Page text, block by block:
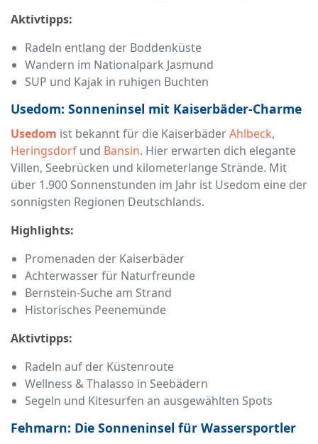
Aktivtipps:
Radeln entlang der Boddenküste
Wandern im Nationalpark Jasmund
SUP und Kajak in ruhigen Buchten
Usedom: Sonneninsel mit Kaiserbäder-Charme
Usedom ist bekannt für die KaiserbäderAhlbeck,
Heringsdorf und Bansin. Hier erwarten dich elegante
Villen, Seebrücken und kilometerlange Strände. Mit
über 1.900 Sonnenstunden im Jahr ist Usedom eine der
sonnigsten Regionen Deutschlands.
Highlights:
Promenaden der Kaiserbäder
Achterwasser für Naturfreunde
Bernstein-Suche am Strand
Historisches Peenemünde
Aktivtipps:
Radeln auf der Küstenroute
Wellness & Thalasso in Seebädern
Segeln und Kitesurfen an ausgewählten Spots
Fehmarn: Die Sonneninsel für Wassersportler